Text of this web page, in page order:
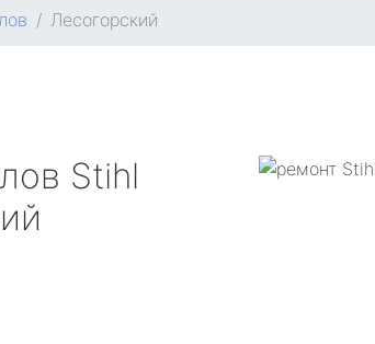
Лесогорский
Stihl